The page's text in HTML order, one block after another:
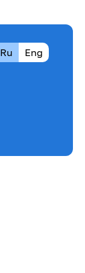
Ru Eng